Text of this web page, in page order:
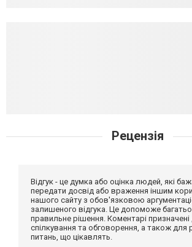
Рецензія
Відгук - це думка або оцінка людей, які
передати досвід або враження іншим
нашого сайту з обов'язковою
залишеного відгука. Це допоможе
правильне рішення. Коментарі призначені
спілкування та обговорення, а також для
питань, що цікавлять.